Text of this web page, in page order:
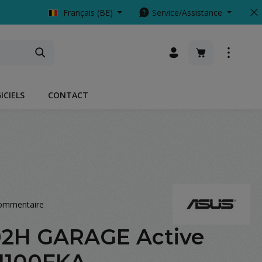
Français (BE) Service/Assistance
Le panier
CONTACT
GARAGE Active